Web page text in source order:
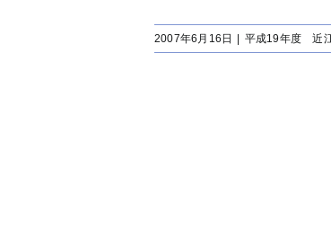
2007年6月16日 平成19年度 近